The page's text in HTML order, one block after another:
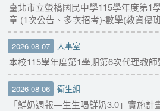
臺北市立螢橋國民中學115學年度第1
章 (1次公告、多次招考)-數學(教資優
2026-08-07 人事室
本校115學年度第1學期第6次代理教
2026-08-06 衛生組
「鮮奶週報—生生喝鮮奶3.0」實施計